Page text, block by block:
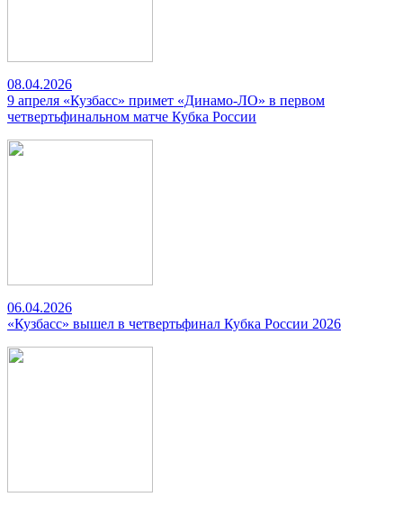
08.04.2026
9 апреля «Кузбасс» примет «Динамо-ЛО» в первом
четвертьфинальном матче Кубка России
06.04.2026
«Кузбасс» вышел в четвертьфинал Кубка России 2026